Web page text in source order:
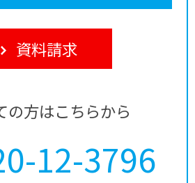
資料請求
の方はこちらから
12-3796